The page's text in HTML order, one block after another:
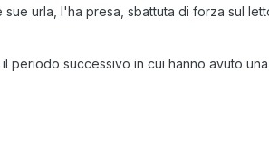
urla, l'ha presa, sbattuta di forza sul
periodo successivo in cui hanno avuto